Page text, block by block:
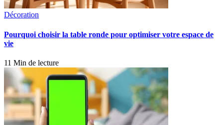
Décoration
Pourquoi choisir la table ronde pour optimiser votre espace de
vie
11 Min de lecture